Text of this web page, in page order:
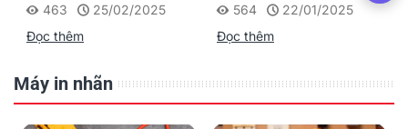
nhận diện cáp điện,
cáp mạng
463
25/02/2025
Đọc thêm
nghiệp của Brother
564
22/01/2025
Đọc thêm
Máy in nhãn